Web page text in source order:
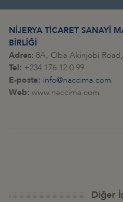
NİJERYA TİCARET SANAYİ
BİRLİĞİ
Adres: 8A, Oba Akinjobi
Tel: +234 176 12 0 99
E-posta: info@naccima.com
Web: www.naccima.com
Diğer